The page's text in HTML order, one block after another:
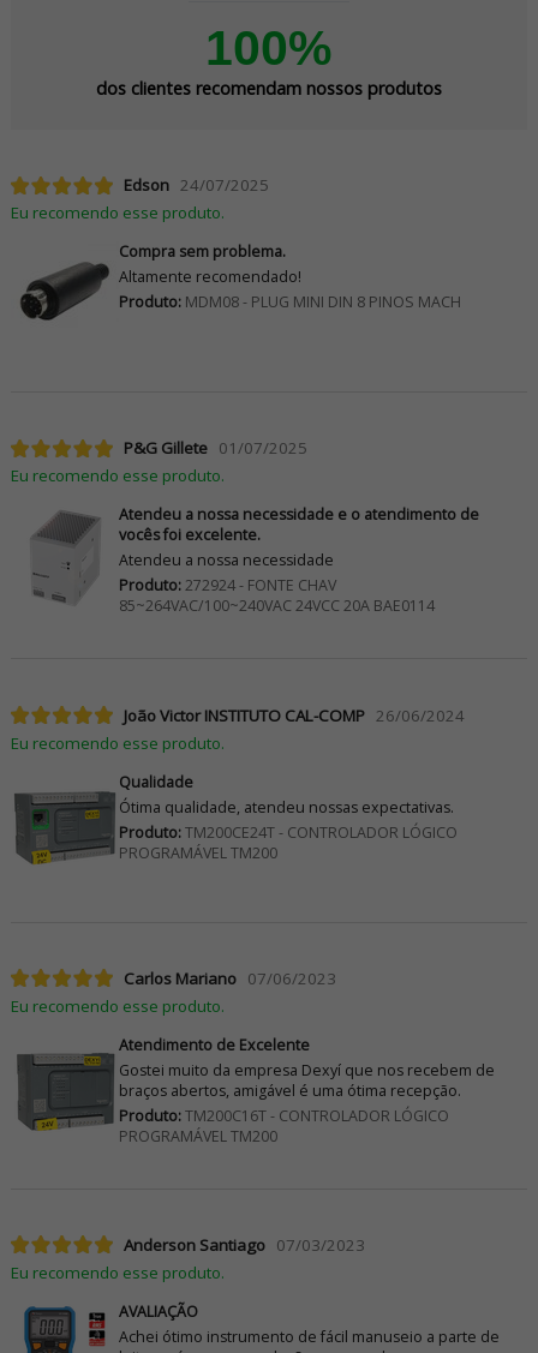
100%
dos clientes recomendam nossos produtos
Edson 24/07/2025
Eu recomendo esse produto.
Compra sem problema.
Altamente recomendado!
Produto:MDM08 - PLUG MINI DIN 8 PINOS MACH
P&G Gillete 01/07/2025
Eu recomendo esse produto.
Atendeu a nossa necessidade e o atendimento de
vocês foi excelente.
Atendeu a nossa necessidade
Produto:272924 - FONTE CHAV
85~264VAC/100~240VAC 24VCC 20A BAE0114
João Victor INSTITUTO CAL-COMP 26/06/2024
Eu recomendo esse produto.
Qualidade
Ótima qualidade, atendeu nossas expectativas.
Produto:TM200CE24T - CONTROLADOR LÓGICO
PROGRAMÁVEL TM200
Carlos Mariano 07/06/2023
Eu recomendo esse produto.
Atendimento de Excelente
Gostei muito da empresa Dexyí que nos recebem de
braços abertos, amigável é uma ótima recepção.
Produto:TM200C16T - CONTROLADOR LÓGICO
PROGRAMÁVEL TM200
Anderson Santiago 07/03/2023
Eu recomendo esse produto.
AVALIAÇÃO
Achei ótimo instrumento de fácil manuseio a parte de